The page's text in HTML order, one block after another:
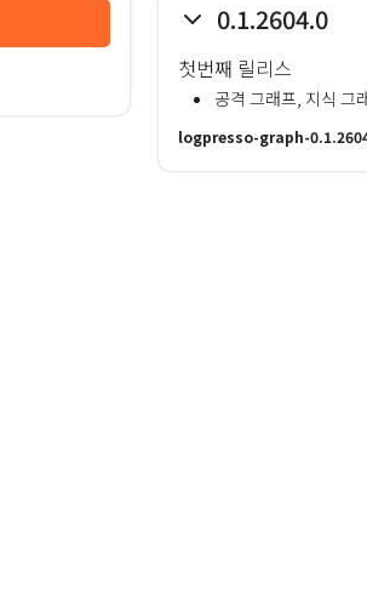
0.1.2604.0
첫번째 릴리스
공격 그래프, 지식 그
logpresso-graph-